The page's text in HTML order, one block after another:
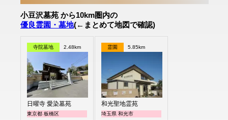
小豆沢墓苑 から10km圏内の
優良霊園・墓地(←まとめて地図で確認)
寺院墓地 2.48km
日曜寺 愛染墓苑
東京都 板橋区
霊園 5.85km
和光聖地霊苑
埼玉県 和光市